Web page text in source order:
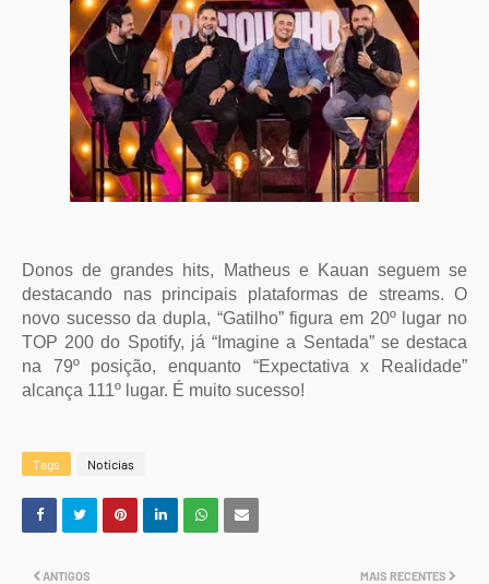
Donos de grandes hits, Matheus e Kauan seguem se
destacando nas principais plataformas de streams. O
novo sucesso da dupla, “Gatilho” figura em 20º lugar no
TOP 200 do Spotify, já “Imagine a Sentada” se destaca
na 79º posição, enquanto “Expectativa x Realidade”
alcança 111º lugar. É muito sucesso!
Tags Notícias
MAIS RECENTES
ANTIGOS